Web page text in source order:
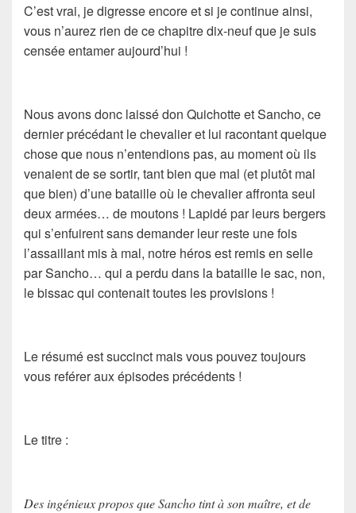
C’est vrai, je digresse encore et si je continue ainsi,
vous n’aurez rien de cechapitre dix-neufque je suis
censée entamer aujourd’hui !
Nous avons donc laissédon QuichotteetSancho, ce
dernier précédant le chevalier et lui racontant quelque
chose que nous n’entendions pas, au moment où ils
venaient de se sortir, tant bien que mal (et plutôt mal
que bien) d’une bataille où le chevalier affronta seul
deux armées… de moutons ! Lapidé par leurs bergers
qui s’enfuirent sans demander leur reste une fois
l’assaillant mis à mal, notre héros est remis en selle
par Sancho… qui a perdu dans la bataille le sac, non,
lebissacqui contenait toutes les provisions !
Le résumé est succinct mais vous pouvez toujours
vous reférer aux épisodes précédents !
Le titre :
Des ingénieux propos que Sancho tint à son maître, et de